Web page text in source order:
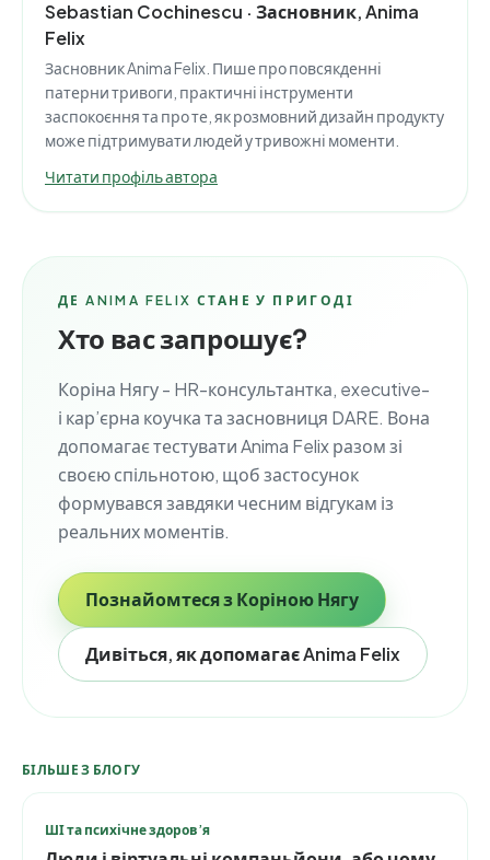
Sebastian Cochinescu · Засновник, Anima
Felix
Засновник Anima Felix. Пише про повсякденні
патерни тривоги, практичні інструменти
заспокоєння та про те, як розмовний дизайн продукту
може підтримувати людей у тривожні моменти.
Читати профіль автора
ДЕ ANIMA FELIX СТАНЕ У ПРИГОДІ
Хто вас запрошує?
Коріна Нягу - HR-консультантка, executive-
і кар’єрна коучка та засновниця DARE. Вона
допомагає тестувати Anima Felix разом зі
своєю спільнотою, щоб застосунок
формувався завдяки чесним відгукам із
реальних моментів.
Познайомтеся з Коріною Нягу
Дивіться, як допомагає Anima Felix
БІЛЬШЕ З БЛОГУ
ШІ та психічне здоров’я